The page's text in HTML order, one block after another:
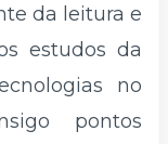
da leitura e
estudos da
no
pontos